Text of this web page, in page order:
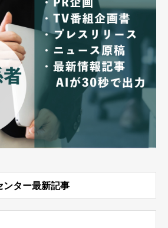
ンター最新記事